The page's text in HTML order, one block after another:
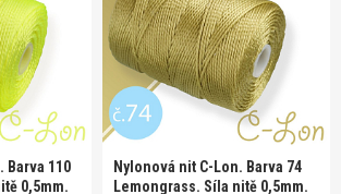
Barva 110
0,5mm.
Nylonová nit C-Lon. Barva 74
Lemongrass. Síla nitě 0,5mm.